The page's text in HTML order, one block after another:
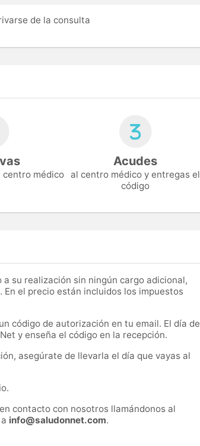
de la consulta
médico
Acudes
al centro médico y entregas el
código
su realización sin ningún cargo adicional,
el precio están incluidos los impuestos
código de autorización en tu email. El día de
y enseña el código en la recepción.
asegúrate de llevarla el día que vayas al
contacto con nosotros llamándonos al
info@saludonnet.com.